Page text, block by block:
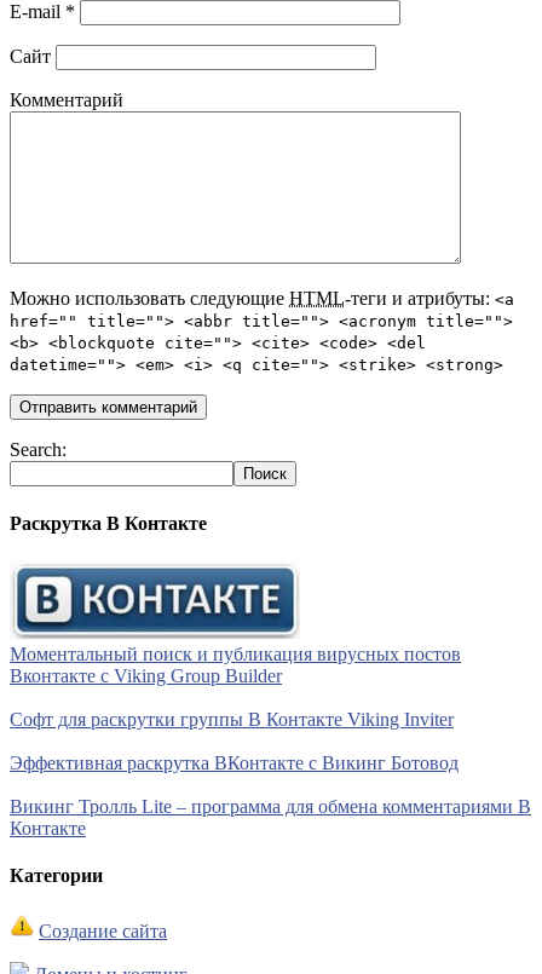
E-mail *
Сайт
Комментарий
Можно использовать следующие HTML-теги и атрибуты: <a
href="" title=""> <abbr title=""> <acronym title="">
<b> <blockquote cite=""> <cite> <code> <del
datetime=""> <em> <i> <q cite=""> <strike> <strong>
Search:
Раскрутка В Контакте
Моментальный поиск и публикация вирусных постов
Вконтакте с Viking Group Builder
Софт для раскрутки группы В Контакте Viking Inviter
Эффективная раскрутка ВКонтакте с Викинг Ботовод
Викинг Тролль Lite – программа для обмена комментариями В
Контакте
Категории
Создание сайта